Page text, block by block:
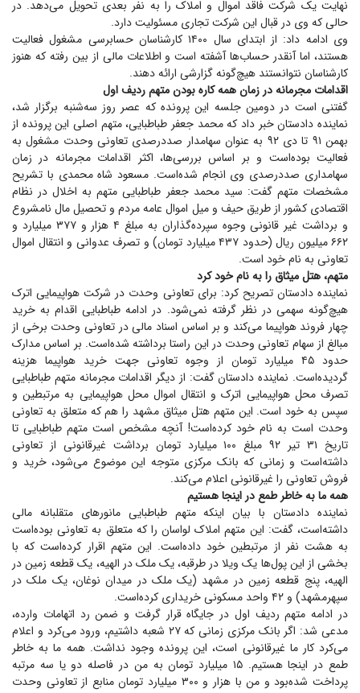
نهایت یک شرکت فاقد اموال و املاک را به نفر بعدی تحویل می‌دهد. در
حالی که وی در قبال این شرکت تجاری مسئولیت دارد.
وی ادامه داد: از ابتدای سال ۱۴۰۰ کارشناسان حسابرسی مشغول فعالیت
هستند، اما آنقدر حساب‌ها آشفته است و اطلاعات مالی از بین رفته که هنوز
کارشناسان نتوانستند هیچ‌گونه گزارشی ارائه دهند.
اقدامات مجرمانه در زمان همه کاره بودن متهم ردیف اول
گفتنی است در دومین جلسه این پرونده که عصر روز سه‌شنبه برگزار شد،
نماینده دادستان خبر داد که محمد جعفر طباطبایی، متهم اصلی این پرونده از
بهمن ۹۱ تا دی ۹۲ به عنوان سهامدار صد‌درصدی تعاونی وحدت مشغول به
فعالیت بوده‌است و بر اساس بررسی‌ها، اکثر اقدامات مجرمانه در زمان
سهامداری صددرصدی وی انجام شده‌است. مسعود شاه محمدی با تشریح
مشخصات متهم گفت: سید محمد جعفر طباطبایی متهم به اخلال در نظام
اقتصادی کشور از طریق حیف و میل اموال عامه مردم و تحصیل مال نامشروع
و برداشت غیر قانونی وجوه سپرده‌گذاران به مبلغ ۴ هزار و ۳۷۷ میلیارد و
۶۶۲ میلیون ریال (حدود ۴۳۷ میلیارد تومان) و تصرف عدوانی و انتقال اموال
تعاونی به نام خود است.
متهم، هتل میثاق را به نام خود کرد
نماینده دادستان تصریح کرد: برای تعاونی وحدت در شرکت هواپیمایی اترک
هیچ‌گونه سهمی در نظر گرفته نمی‌شود. در ادامه طباطبایی اقدام به خرید
چهار فروند هواپیما می‌کند و بر اساس اسناد مالی در تعاونی وحدت برخی از
مبالغ از سهام تعاونی وحدت در این راستا برداشته شده‌است. بر اساس مدارک
حدود ۴۵ میلیارد تومان از وجوه تعاونی جهت خرید هواپیما هزینه
گردیده‌است. نماینده دادستان گفت: از دیگر اقدامات مجرمانه متهم طباطبایی
تصرف محل هواپیمایی اترک و انتقال اموال محل هواپیمایی به مرتبطین و
سپس به خود است. این متهم هتل میثاق مشهد را هم که متعلق به تعاونی
وحدت است به نام خود کرده‌است! آنچه مشخص است متهم طباطبایی تا
تاریخ ۳۱ تیر ۹۲ مبلغ ۱۰۰ میلیارد تومان برداشت غیرقانونی از تعاونی
داشته‌است و زمانی که بانک مرکزی متوجه این موضوع می‌شود، خرید و
فروش تعاونی را غیرقانونی اعلام می‌کند.
همه ما به خاطر طمع در اینجا هستیم
نماینده دادستان با بیان اینکه متهم طباطبایی مانور‌های متقلبانه مالی
داشته‌است، گفت: این متهم املاک لواسان را که متعلق به تعاونی بوده‌است
به هشت نفر از مرتبطین خود داده‌است. این متهم اقرار کرده‌است که با
بخشی از این پول‌ها یک ویلا در طرقبه، یک ملک در الهیه، یک قطعه زمین در
الهیه، پنج قطعه زمین در مشهد (یک ملک در میدان نوغان، یک ملک در
سپهرمشهد) و ۴۲ واحد مسکونی خریداری کرده‌است.
در ادامه متهم ردیف اول در جایگاه قرار گرفت و ضمن رد اتهامات وارده،
مدعی شد: اگر بانک مرکزی زمانی که ۲۷ شعبه داشتیم، ورود می‌کرد و اعلام
می‌کرد کار ما غیرقانونی است، این پرونده وجود نداشت. همه ما به خاطر
طمع در اینجا هستیم. ۱۵ میلیارد تومان به من در فاصله دو یا سه مرتبه
پرداخت شده‌بود و من با هزار و ۳۰۰ میلیارد تومان منابع از تعاونی وحدت